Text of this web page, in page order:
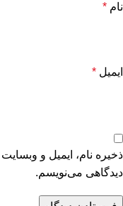
نام *
ایمیل *
ذخیره نام، ایمیل و
دیدگاهی می‌نویسم.